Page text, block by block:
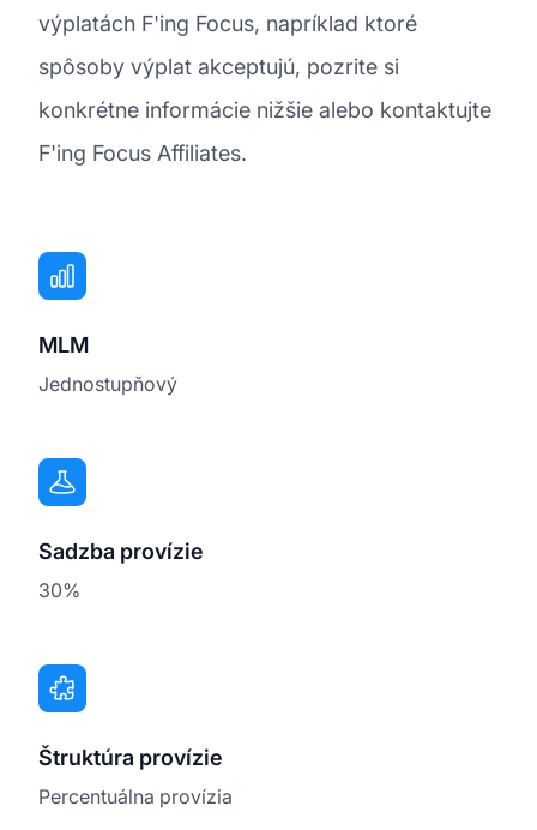
výplatách F'ing Focus, napríklad ktoré
spôsoby výplat akceptujú, pozrite si
konkrétne informácie nižšie alebo kontaktujte
F'ing Focus Affiliates.
MLM
Jednostupňový
Sadzba provízie
30%
Štruktúra provízie
Percentuálna provízia